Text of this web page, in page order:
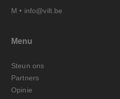
M • info@vilt.be
Menu
Steun ons
Partners
Opinie